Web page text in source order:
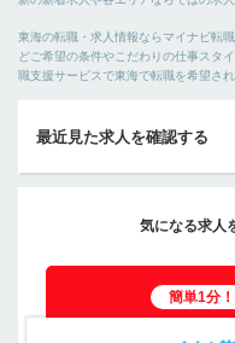
東海の転職・求人情報ならマイナビ転
どご希望の条件やこだわりの仕事スタ
職支援サービスで東海で転職を希望さ
最近見た求人を確認する
気になる求人
簡単1分！